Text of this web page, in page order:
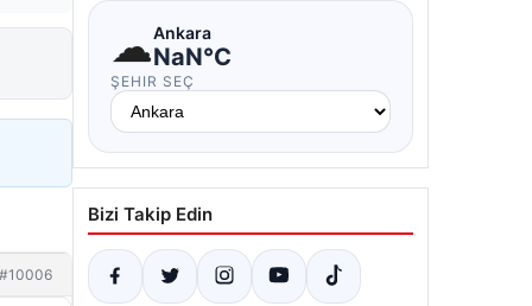
#10006
☁Ankara
NaN°C
ŞEHIR SEÇ
Bizi Takip Edin